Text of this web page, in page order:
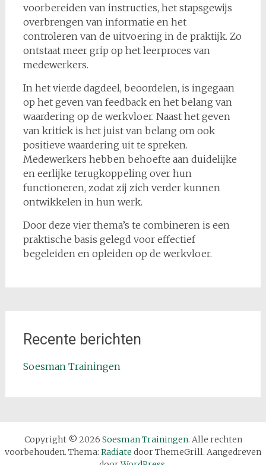
voorbereiden van instructies, het stapsgewijs
overbrengen van informatie en het
controleren van de uitvoering in de praktijk. Zo
ontstaat meer grip op het leerproces van
medewerkers.
In het vierde dagdeel, beoordelen, is ingegaan
op het geven van feedback en het belang van
waardering op de werkvloer. Naast het geven
van kritiek is het juist van belang om ook
positieve waardering uit te spreken.
Medewerkers hebben behoefte aan duidelijke
en eerlijke terugkoppeling over hun
functioneren, zodat zij zich verder kunnen
ontwikkelen in hun werk.
Door deze vier thema’s te combineren is een
praktische basis gelegd voor effectief
begeleiden en opleiden op de werkvloer.
Recente berichten
Soesman Trainingen
Copyright © 2026 Soesman Trainingen. Alle rechten
voorbehouden. Thema: Radiate door ThemeGrill. Aangedreven